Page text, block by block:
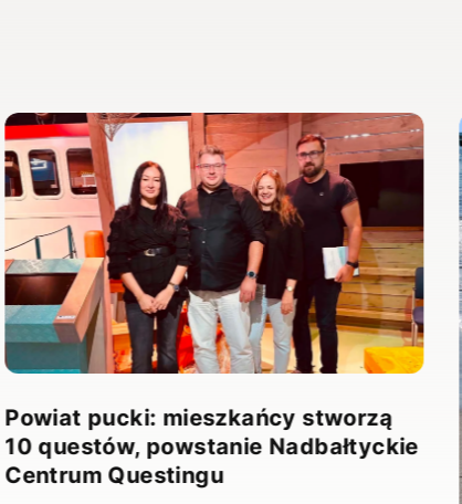
Powiat pucki: mieszkańcy stworzą
10 questów, powstanie Nadbałtyckie
Centrum Questingu